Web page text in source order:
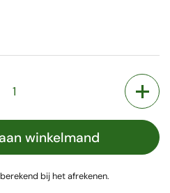
winkelmand
bij het afrekenen.